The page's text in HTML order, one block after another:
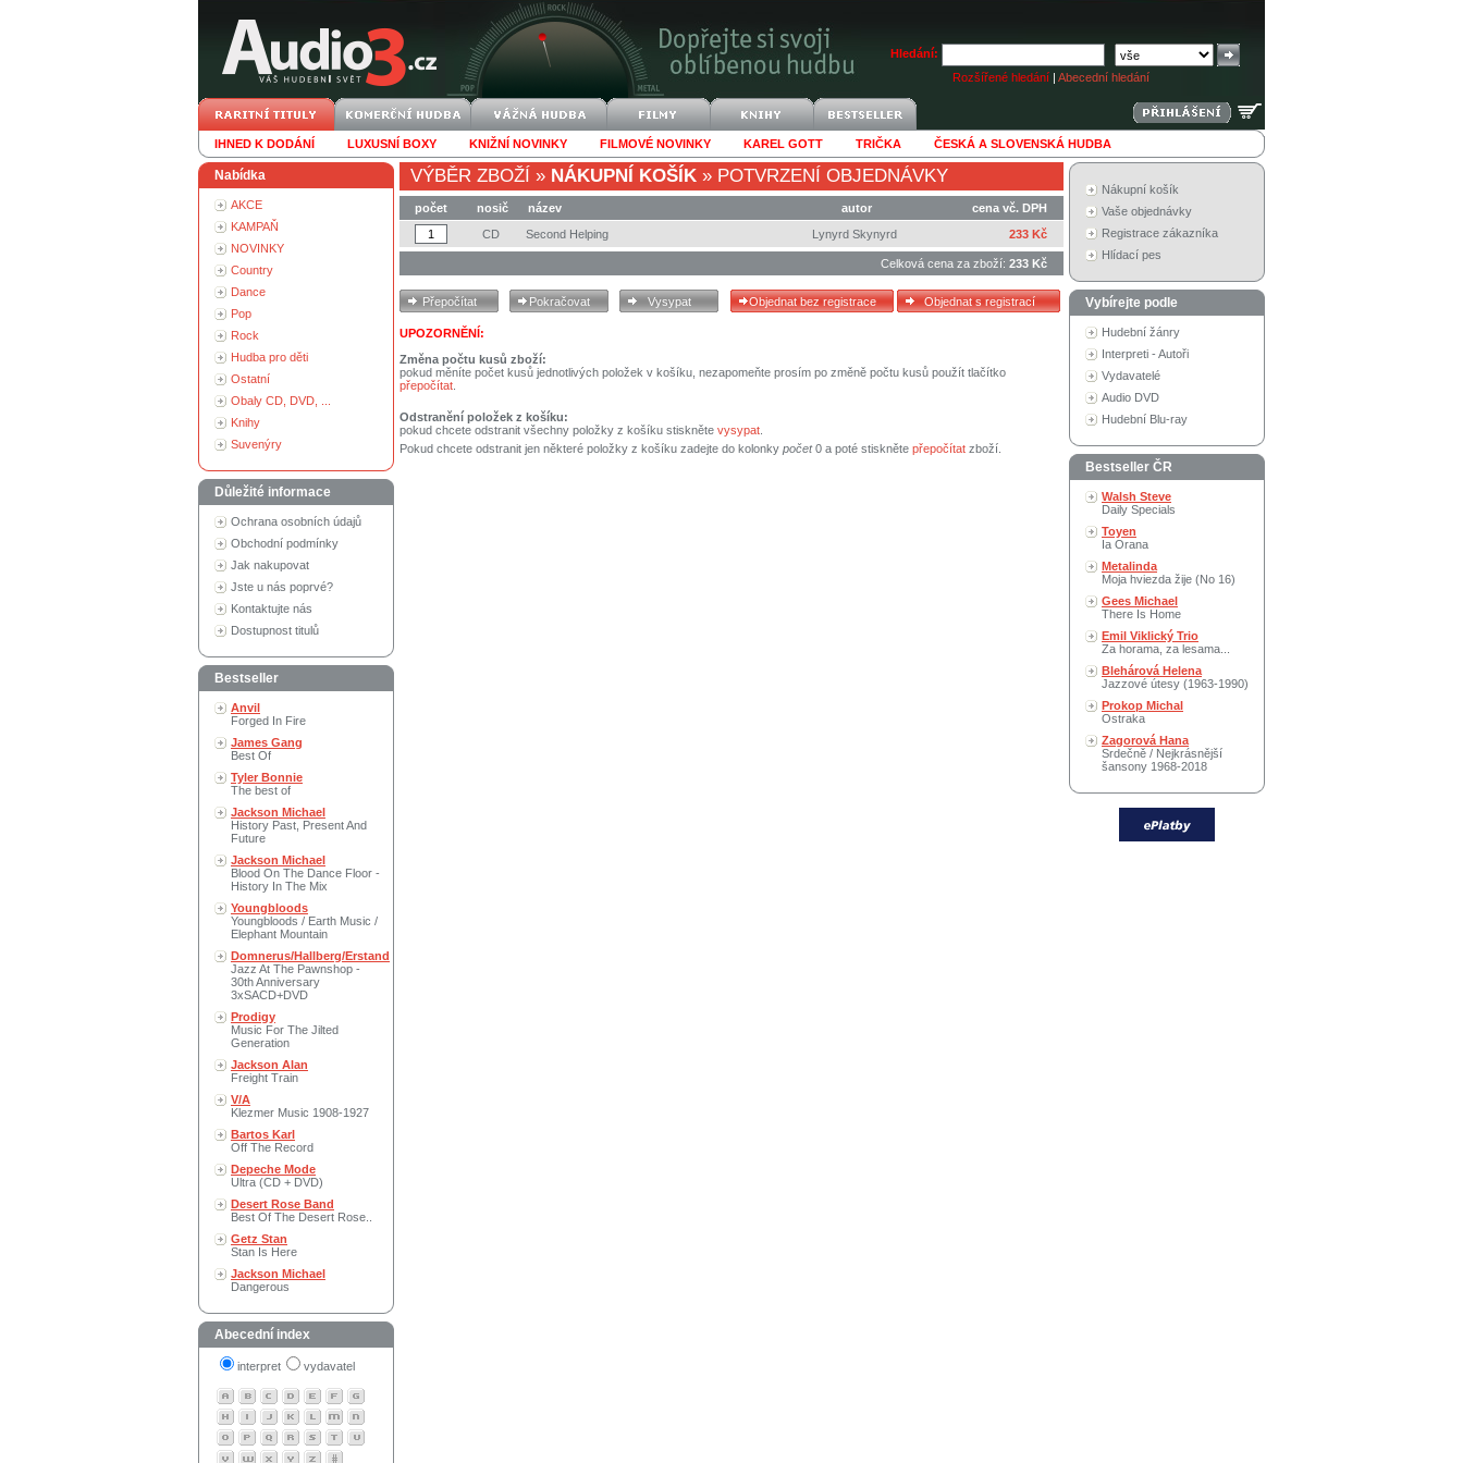
Hledání:
Rozšířené hledání | Abecední hledání
IHNED K DODÁNÍ LUXUSNÍ BOXY KNIŽNÍ NOVINKY FILMOVÉ NOVINKY KAREL GOTT TRIČKA ČESKÁ A SLOVENSKÁ HUDBA
Nabídka
AKCE
KAMPAŇ
NOVINKY
Country
Dance
Pop
Rock
Hudba pro děti
Ostatní
Obaly CD, DVD, ...
Knihy
Suvenýry
Důležité informace
Ochrana osobních údajů
Obchodní podmínky
Jak nakupovat
Jste u nás poprvé?
Kontaktujte nás
Dostupnost titulů
Bestseller
Anvil
Forged In Fire
James Gang
Best Of
Tyler Bonnie
The best of
Jackson Michael
History Past, Present And
Future
Jackson Michael
Blood On The Dance Floor -
History In The Mix
Youngbloods
Youngbloods / Earth Music /
Elephant Mountain
Domnerus/Hallberg/Erstand
Jazz At The Pawnshop -
30th Anniversary
3xSACD+DVD
Prodigy
Music For The Jilted
Generation
Jackson Alan
Freight Train
V/A
Klezmer Music 1908-1927
Bartos Karl
Off The Record
Depeche Mode
Ultra (CD + DVD)
Desert Rose Band
Best Of The Desert Rose..
Getz Stan
Stan Is Here
Jackson Michael
Dangerous
Abecední index
interpret vydavatel
VÝBĚR ZBOŽÍ » NÁKUPNÍ KOŠÍK » POTVRZENÍ OBJEDNÁVKY
počet nosič název autor
cena vč. DPH
CD
Second Helping Lynyrd Skynyrd 233 Kč
Celková cena za zboží: 233 Kč
UPOZORNĚNÍ:
Změna počtu kusů zboží:
pokud měníte počet kusů jednotlivých položek v košíku, nezapomeňte prosím po změně počtu kusů použít tlačítko
přepočítat
Odstranění položek z košíku:
pokud chcete odstranit všechny položky z košíku stiskněte vysypat
Pokud chcete odstranit jen některé položky z košíku zadejte do kolonky počet0 a poté stiskněte přepočítat zboží.
Nákupní košík
Vaše objednávky
Registrace zákazníka
Hlídací pes
Vybírejte podle
Hudební žánry
Interpreti - Autoři
Vydavatelé
Audio DVD
Hudební Blu-ray
Bestseller ČR
Walsh Steve
Daily Specials
Toyen
Ia Orana
Metalinda
Moja hviezda žije (No 16)
Gees Michael
There Is Home
Emil Viklický Trio
Za horama, za lesama...
Blehárová Helena
Jazzové útesy (1963-1990)
Prokop Michal
Ostraka
Zagorová Hana
Srdečně / Nejkrásnější
šansony 1968-2018